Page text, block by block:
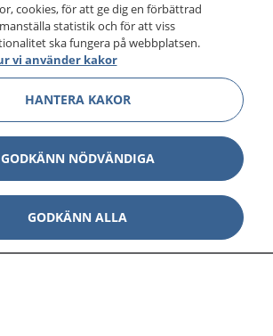
mottagningar du kan kontakta.
din journal och göra dina
telefonnummer 1177 för
dygnet runt.
när du vill må bättre.
Visa
Visa
cookies, för att ge dig en förbättrad
statistik och för att viss
ska fungera på webbplatsen.
vi använder kakor
HANTERA KAKOR
GODKÄNN NÖDVÄNDIGA
GODKÄNN ALLA